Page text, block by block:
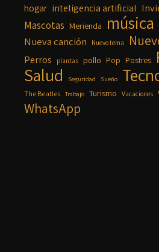
hogar inteligencia artificial
Mascotas Merienda música
Nueva canción Nuevo tema
Perros plantas pollo Pop Postres
Salud Seguridad Sueño
The Beatles Trabajo Turismo Vacaciones
WhatsApp